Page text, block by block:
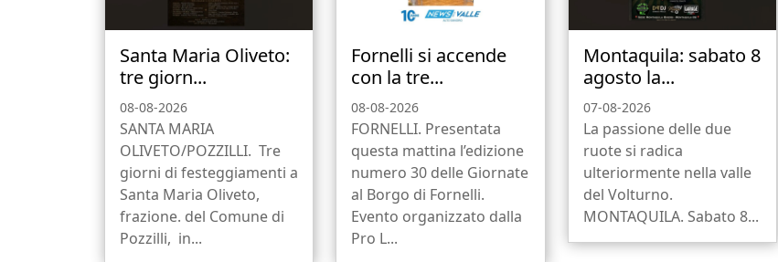
Santa Maria Oliveto:
tre giorn...
08-08-2026
SANTA MARIA
OLIVETO/POZZILLI. Tre
giorni di festeggiamenti a
Santa Maria Oliveto,
frazione. del Comune di
Pozzilli, in...
Fornelli si accende
con la tre...
08-08-2026
FORNELLI. Presentata
questa mattina l’edizione
numero 30 delle Giornate
al Borgo di Fornelli.
Evento organizzato dalla
Pro L...
Montaquila: sabato 8
agosto la...
07-08-2026
La passione delle due
ruote si radica
ulteriormente nella valle
del Volturno.
MONTAQUILA. Sabato 8...